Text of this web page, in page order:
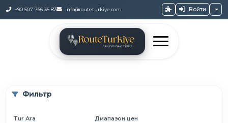
+90 507 766 35 87 info@routeturkiye.com Войти
Фильтр
Tur Ara Диапазон цен